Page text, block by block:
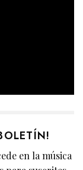
en la música